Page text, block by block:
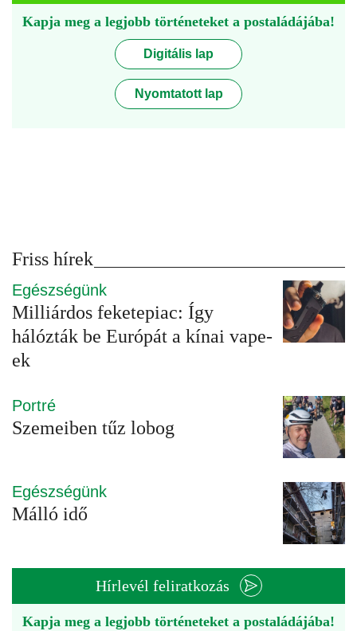
Kapja meg a legjobb történeteket a postaládájába!
Digitális lap
Nyomtatott lap
Friss hírek
Egészségünk
Milliárdos feketepiac: Így
hálózták be Európát a kínai vape-
ek
Portré
Szemeiben tűz lobog
Egészségünk
Málló idő
Hírlevél feliratkozás
Kapja meg a legjobb történeteket a postaládájába!